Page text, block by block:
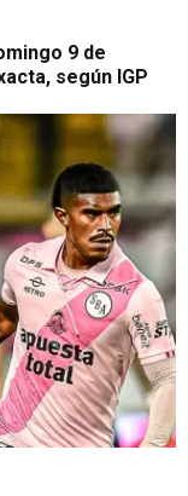
9 de
según IGP